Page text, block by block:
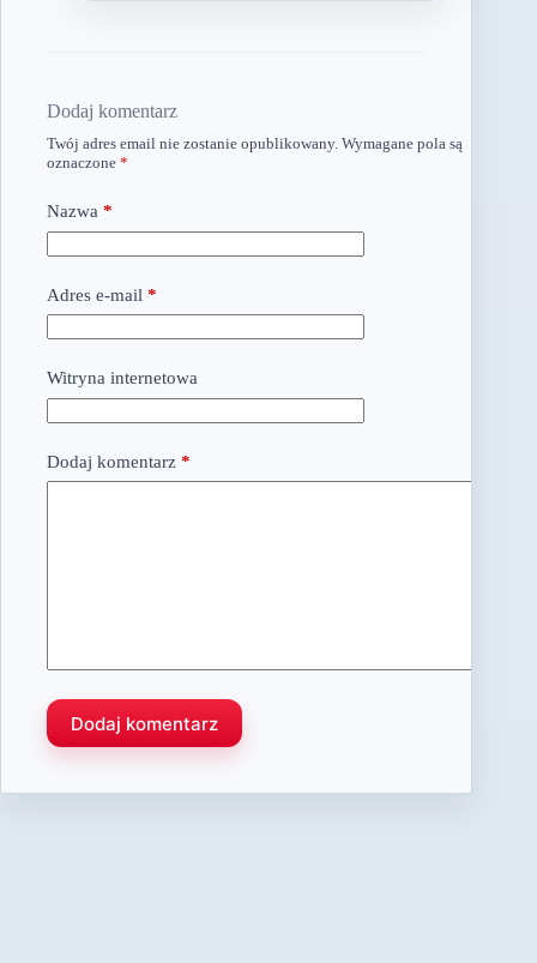
Dodaj komentarz
Twój adres email nie zostanie opublikowany. Wymagane pola są
oznaczone *
Nazwa *
Adres e-mail *
Witryna internetowa
Dodaj komentarz *
Dodaj komentarz